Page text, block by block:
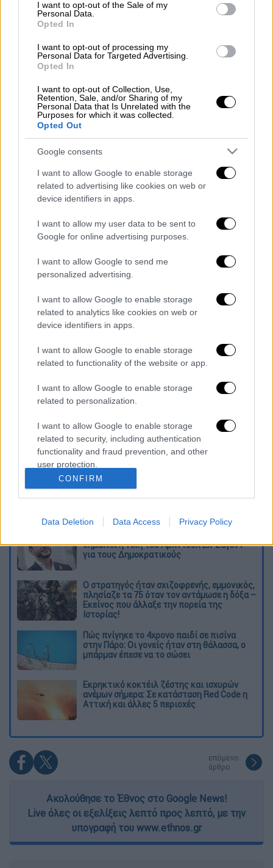
I want to opt-out of the Sale of my
Personal Data.
Opted In
I want to opt-out of processing my
Personal Data for Targeted Advertising.
Opted In
I want to opt-out of Collection, Use,
Retention, Sale, and/or Sharing of my
Personal Data that Is Unrelated with the
Purposes for which it was collected.
Opted Out
Google consents
I want to allow Google to enable storage
related to advertising like cookies on web or
device identifiers in apps.
I want to allow my user data to be sent to
Google for online advertising purposes.
I want to allow Google to send me
personalized advertising.
I want to allow Google to enable storage
related to analytics like cookies on web or
device identifiers in apps.
I want to allow Google to enable storage
related to functionality of the website or app.
I want to allow Google to enable storage
related to personalization.
I want to allow Google to enable storage
related to security, including authentication
functionality and fraud prevention, and other
user protection.
CONFIRM
Data Deletion Data Access Privacy Policy
Ταλιμπάν να απαγορεύσουν στις γυναίκες να
εργάζονται σε ΜΚΟ
, έρχεται μετά από έξι
αρχής «για τις γυναίκες από τις γυναίκες».
Αυτή η αρχή διασφαλίζει ότι τα
γυναίκες του Αφγανιστάν
όλες τις πτυχές της αλυσίδας παροχής
βοήθειας.
Μιλώντας στη Νέα Υόρκη, η Επίτροπος για
τις Διεθνείς Συνεργασίες, Γιούτα
Γιουρπιλάινεν, είπε: «Γνωρίζουμε πόσο
δύσκολο ήταν να αντιμετωπίσουμε την
ολοένα και πιο σοβαρή κατάσταση στο
Αφγανιστάν. Ωστόσο, κατά τους τελευταίους
έξι μήνες η διεθνής κοινότητα έχει βρει
υποστήριξη σε γυναίκες, κορίτσια
και άλλες
ευάλωτες ομάδες
. Αυτή η υποστήριξη
προσφέρει λύσεις βιοπορισμού για
εκατομμύρια, ενώ δεν αναγνωρίζει τις de
facto αρχές των Ταλιμπάν».
κονδύλιατης ΕΕ θα συνεχίσουν να
διοχετεύονται μέσω των υπηρεσιών του
ΟΗΕ, της Παγκόσμιας Τράπεζας και των
διεθνών μη κυβερνητικών οργανώσεων που
εργάζονται επιτόπου. Η οικονομική στήριξη
αποσκοπεί στην παροχή βοήθειας για τις
βασικές ανάγκες του αφγανικού λαού, στον
απόηχο των ανησυχητικών προκλήσεων που
αντιμετωπίζει στη χώρα.
σημαίνει η νίκη του Αμπντούλ Ελ-Σαγέντ
για τους Δημοκρατικούς
O στρατηγός ήταν σχιζοφρενής, εμμονικός,
πλησίαζε τα 75 όταν τον αντάμωσε η δόξα –
Εκείνος που άλλαξε την πορεία της
Ιστορίας!
Πώς πνίγηκε το 4χρονο παιδί σε πισίνα
στην Πάρο: Οι γονείς ήταν στη θάλασσα, ο
μπάρμαν έπεσε να το σώσει
Εκρηκτικό κοκτέιλ ζέστης και ισχυρών
ανέμων σήμερα: Σε κατάσταση Red Code η
Αττική και άλλες 5 περιοχές
επόμενο
άρθρο
Ακολούθησε το Έθνος στο Google News!
Live όλες οι εξελίξεις λεπτό προς λεπτό, με την
υπογραφή του www.ethnos.gr